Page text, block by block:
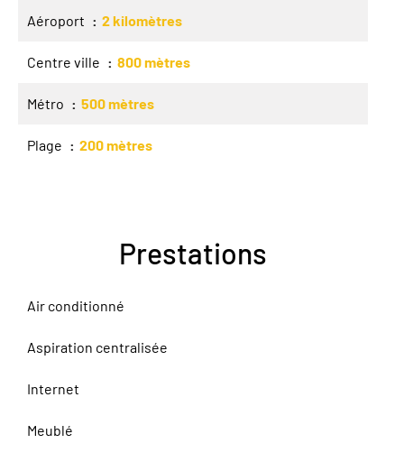
Aéroport 2 kilomètres
Centre ville 800 mètres
Métro 500 mètres
Plage 200 mètres
Prestations
Air conditionné
Aspiration centralisée
Internet
Meublé